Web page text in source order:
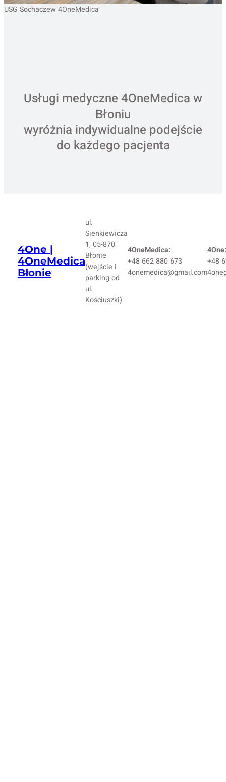
USG Sochaczew 4OneMedica
Usługi medyczne 4OneMedica w
Błoniu
wyróżnia indywidualne podejście
do każdego pacjenta
4One |
4OneMedica
Błonie
ul.
Sienkiewicza
1, 05-870
Błonie
(wejście i
parking od
ul.
Kościuszki)
4OneMedica:
+48 662 880 673
4onemedica@gmail.com
4One:
+48